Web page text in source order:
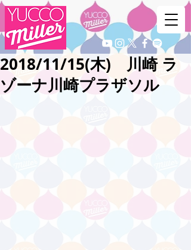
2018/11/15(木) 川崎 ラ
ゾーナ川崎プラザソル